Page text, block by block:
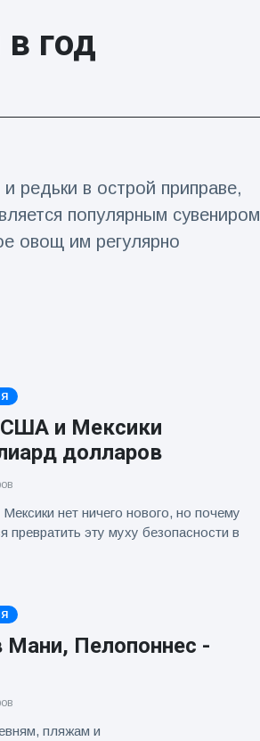
год
редьки в острой приправе,
популярным сувениром
овощ им регулярно
США и Мексики
долларов
нет ничего нового, но почему
превратить эту муху безопасности в
Мани, Пелопоннес -
пляжам и